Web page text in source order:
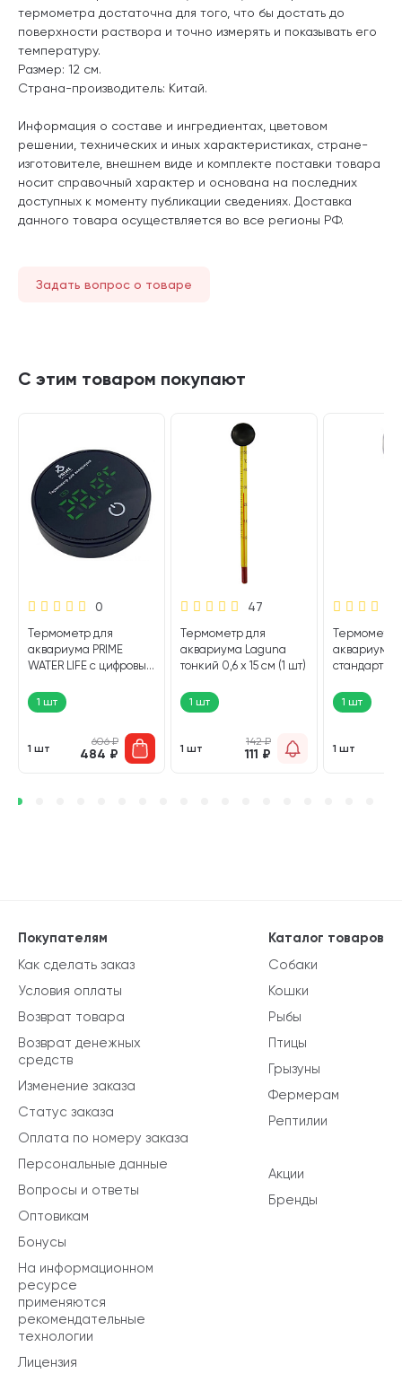
термометра достаточна для того, что бы достать до
поверхности раствора и точно измерять и показывать его
температуру.
Размер: 12 см.
Страна-производитель: Китай.
Информация о составе и ингредиентах, цветовом
решении, технических и иных характеристиках, стране-
изготовителе, внешнем виде и комплекте поставки товара
носит справочный характер и основана на последних
доступных к моменту публикации сведениях. Доставка
данного товара осуществляется во все регионы РФ.
Задать вопрос о товаре
С этим товаром покупают
0
Термометр для
аквариума PRIME
WATER LIFE с цифровым
1 шт
1 шт
606₽
484 ₽
47
Термометр для
аквариума Laguna
тонкий 0,6 х 15 см (1 шт)
1 шт
1 шт
142₽
111 ₽
Термометр
аквариума
1 шт
1 шт
Каталог товаров
Собаки
Кошки
Рыбы
Птицы
Грызуны
Фермерам
Рептилии
Акции
Бренды
Покупателям
Как сделать заказ
Условия оплаты
Возврат товара
Возврат денежных
средств
Изменение заказа
Статус заказа
Оплата по номеру заказа
Персональные данные
Вопросы и ответы
Оптовикам
Бонусы
На информационном
ресурсе
применяются
рекомендательные
технологии
Лицензия